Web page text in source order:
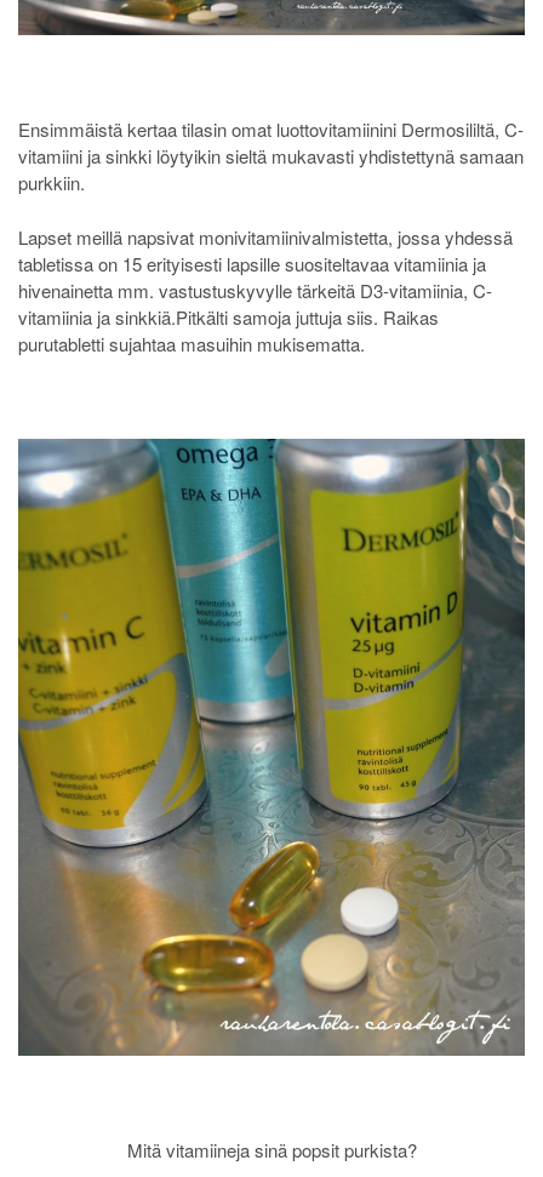
Ensimmäistä kertaa tilasin omat luottovitamiinini Dermosililtä, C-
vitamiini ja sinkki löytyikin sieltä mukavasti yhdistettynä samaan
purkkiin.
Lapset meillä napsivat monivitamiinivalmistetta, jossa yhdessä
tabletissa on 15 erityisesti lapsille suositeltavaa vitamiinia ja
hivenainetta mm. vastustuskyvylle tärkeitä D3-vitamiinia, C-
vitamiinia ja sinkkiä.Pitkälti samoja juttuja siis. Raikas
purutabletti sujahtaa masuihin mukisematta.
Mitä vitamiineja sinä popsit purkista?